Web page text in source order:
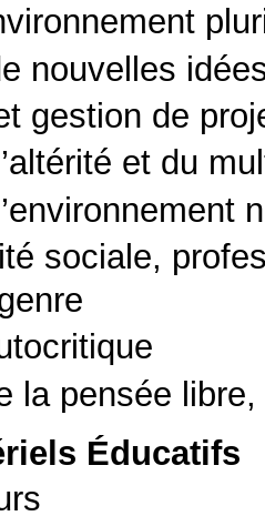
nouvelles
gestion de
et du
sociale,
la pensée
Éducatifs